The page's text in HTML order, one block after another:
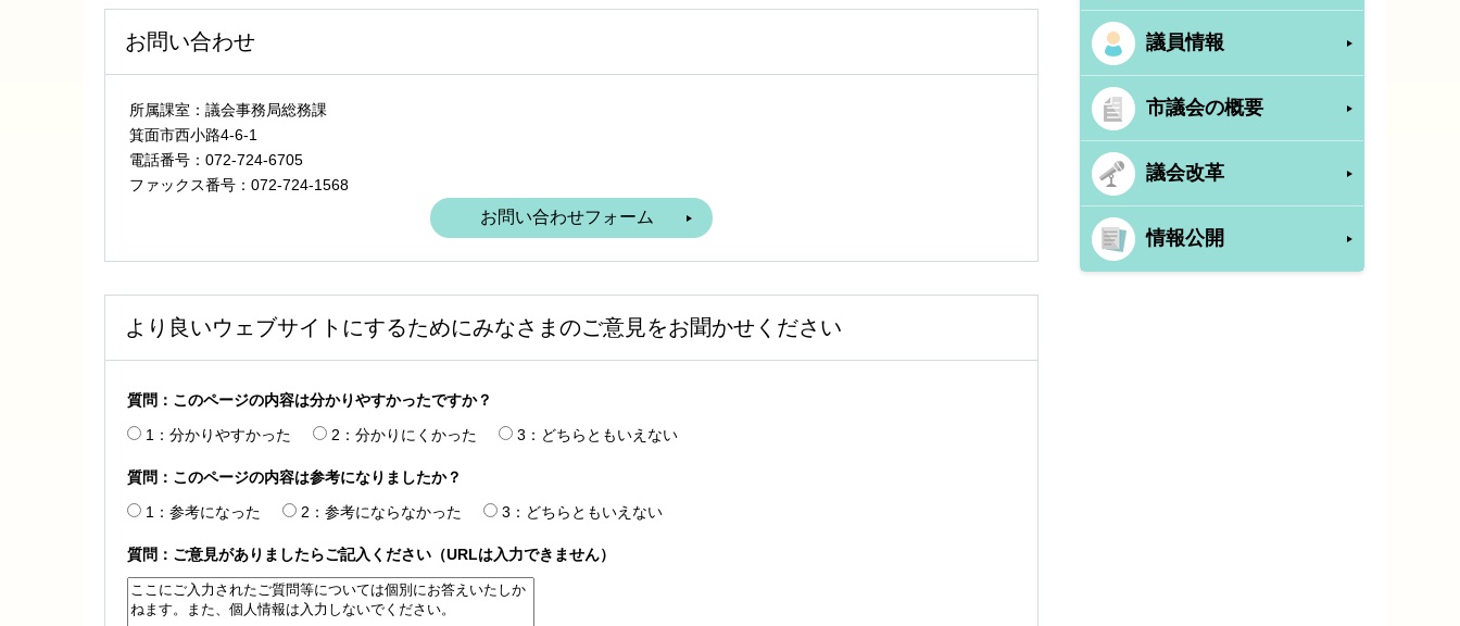
お問い合わせ
所属課室：議会事務局総務課
箕面市西小路4‐6‐1
電話番号：072-724-6705
ファックス番号：072-724-1568
より良いウェブサイトにするためにみなさまのご意見をお聞かせください
質問：このページの内容は分かりやすかったですか？
1：分かりやすかった
2：分かりにくかった 3：どちらともいえない
質問：このページの内容は参考になりましたか？
1：参考になった
2：参考にならなかった 3：どちらともいえない
質問：ご意見がありましたらご記入ください（URLは入力できません）
議員情報
市議会の概要
議会改革
情報公開